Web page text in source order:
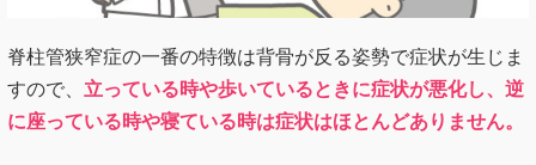
脊柱管狭窄症の一番の特徴は背骨が反る姿勢で症状が生じま
すので、 立っている時や歩いているときに症状が悪化し、逆
に座っている時や寝ている時は症状はほとんどありません。